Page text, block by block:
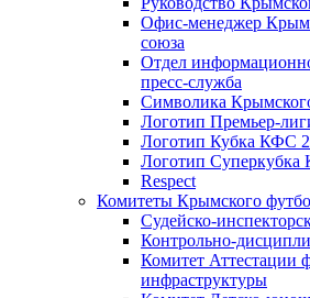
Офис-менеджер
союза
Отдел
пресс-служба
Символика
Логотип Премьер-
Логотип Кубка КФС
Логотип Суперкубка
Respect
Комитеты Крымского
Судейско-
Контрольно-
Комитет Аттестации
инфраструктуры